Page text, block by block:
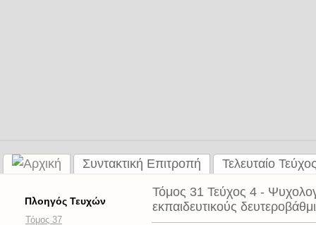
Συντακτική Επιτροπή Τελευταίο
Πλοηγός Τευχών
Τόμος 37
Τόμος 31 Τεύχος 4 -
εκπαιδευτικούς